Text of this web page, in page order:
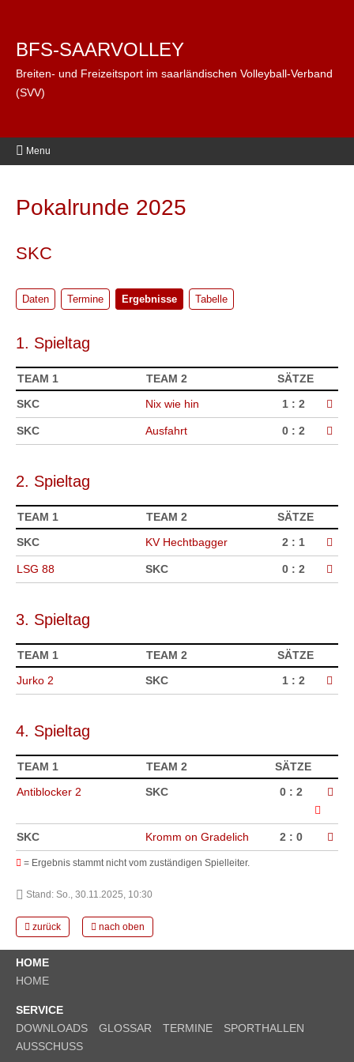
BFS-SAARVOLLEY
Breiten- und Freizeitsport im saarländischen Volleyball-Verband
(SVV)
Menu
Pokalrunde 2025
SKC
Daten Termine Ergebnisse Tabelle
1. Spieltag
TEAM 1 TEAM 2
SÄTZE
SKC
Nix wie hin 1 : 2
SKC Ausfahrt 0 : 2
2. Spieltag
TEAM 1 TEAM 2
SÄTZE
SKC
KV Hechtbagger 2 : 1
LSG 88 SKC 0 : 2
3. Spieltag
TEAM 1 TEAM 2
SÄTZE
Jurko 2
SKC 1 : 2
4. Spieltag
TEAM 1 TEAM 2
SÄTZE
Antiblocker 2
SKC 0 : 2
SKC Kromm on Gradelich 2 : 0
= Ergebnis stammt nicht vom zuständigen Spielleiter.
Stand: So., 30.11.2025, 10:30
zurück nach oben
HOME
HOME
SERVICE
DOWNLOADS
GLOSSAR TERMINE
SPORTHALLEN
AUSSCHUSS